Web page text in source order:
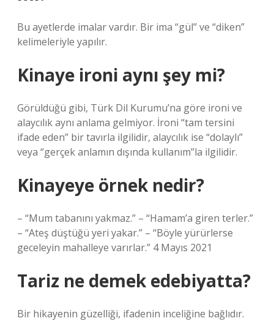
Bu ayetlerde imalar vardır. Bir ima “gül” ve “diken”
kelimeleriyle yapılır.
Kinaye ironi aynı şey mi?
Görüldüğü gibi, Türk Dil Kurumu’na göre ironi ve
alaycılık aynı anlama gelmiyor. İroni “tam tersini
ifade eden” bir tavırla ilgilidir, alaycılık ise “dolaylı”
veya “gerçek anlamın dışında kullanım”la ilgilidir.
Kinayeye örnek nedir?
– “Mum tabanını yakmaz.” – “Hamam’a giren terler.”
– “Ateş düştüğü yeri yakar.” – “Böyle yürürlerse
geceleyin mahalleye varırlar.” 4 Mayıs 2021
Tariz ne demek edebiyatta?
Bir hikayenin güzelliği, ifadenin inceliğine bağlıdır.